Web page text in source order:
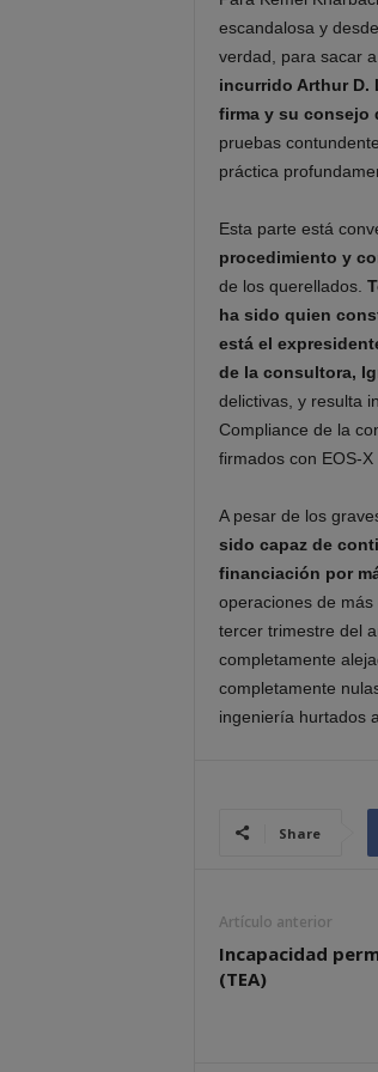
escandalosa y
verdad, para sacar
incurrido Arthur D.
firma y su consejo
pruebas
práctica
Esta parte está
procedimiento y
de los querellados.
ha sido quien
está el
de la consultora,
delictivas, y resulta
Compliance de la
firmados con EOS-
A pesar de los
sido capaz de
financiación por
operaciones de
tercer trimestre del
completamente
completamente
ingeniería hurtados
Share
Artículo anterior
Incapacidad
(TEA)